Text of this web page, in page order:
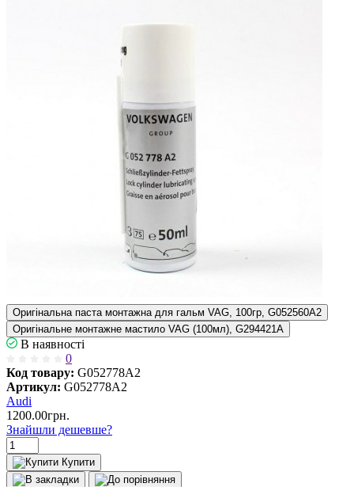
Оригінальна паста монтажна для гальм VAG, 100гр, G052560A2
Оригінальне монтажне мастило VAG (100мл), G294421A
В наявності
0
Код товару: G052778A2
Артикул: G052778A2
Audi
1200.00грн.
Знайшли дешевше?
Купити